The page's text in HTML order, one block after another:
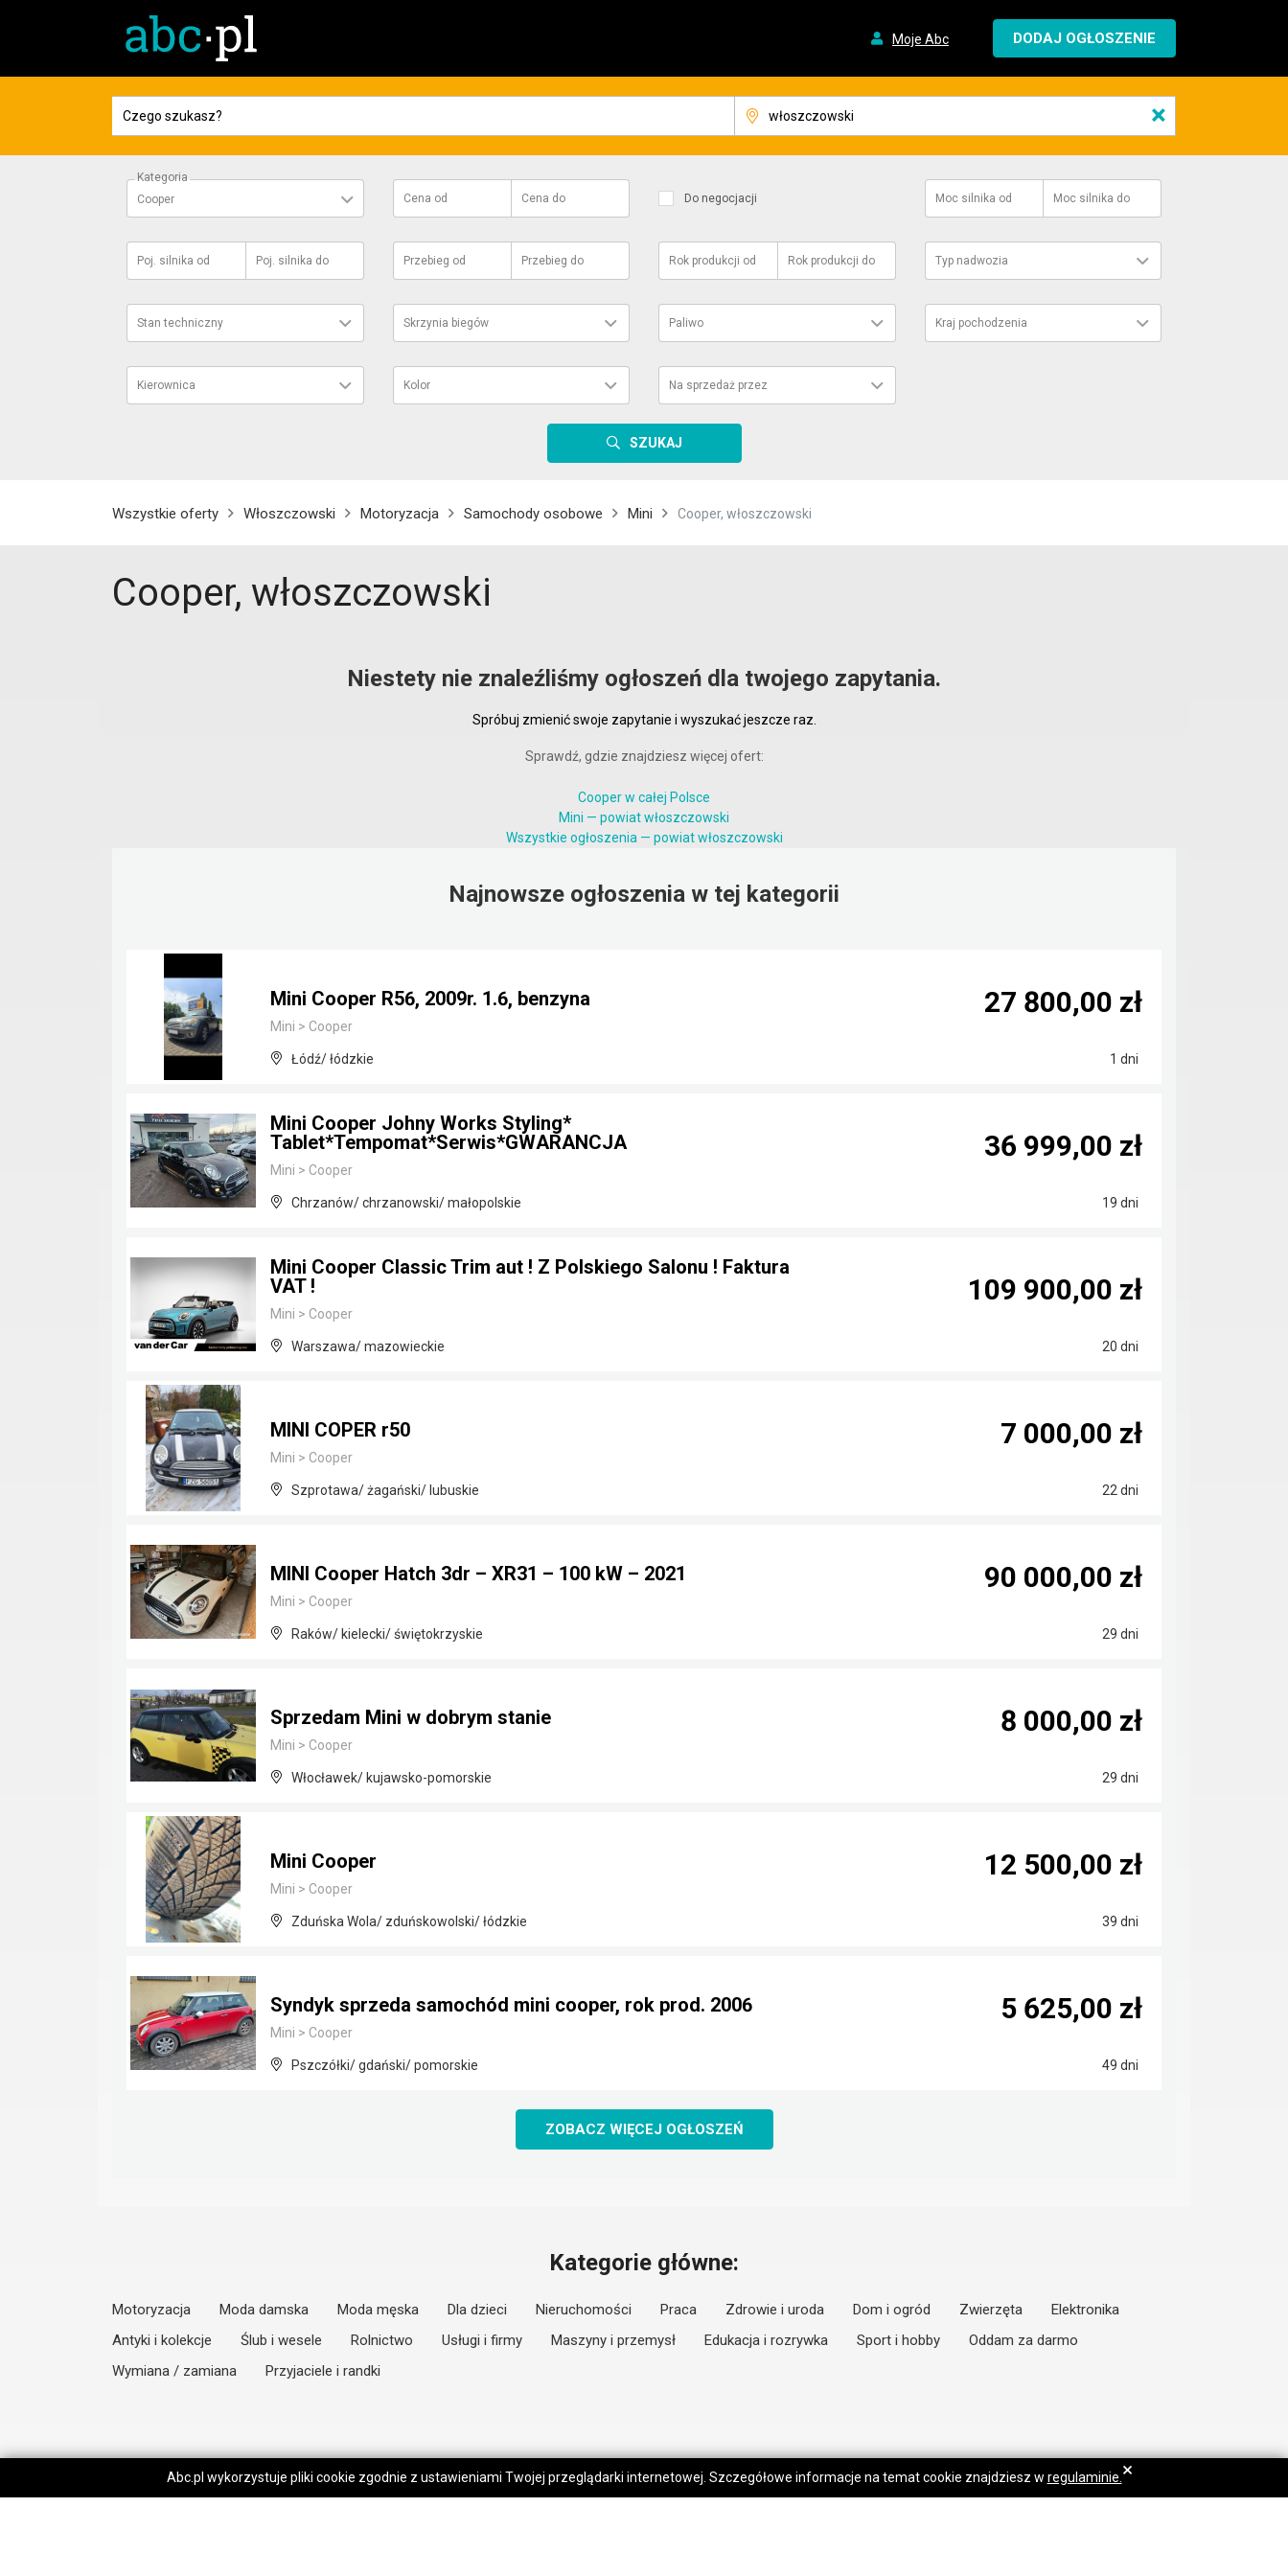
Moje Abc DODAJ OGŁOSZENIE
×
Kategoria
Cooper
Cena od Cena do Do negocjacji Moc silnika od Moc silnika do
Poj. silnika od Poj. silnika do Przebieg od Przebieg do Rok produkcji od Rok produkcji do Typ nadwozia
Stan techniczny Skrzynia biegów Paliwo Kraj pochodzenia
Kierownica Kolor Na sprzedaż przez
SZUKAJ
Wszystkie oferty Włoszczowski Motoryzacja Samochody osobowe Mini Cooper, włoszczowski
Cooper, włoszczowski
Niestety nie znaleźliśmy ogłoszeń dla twojego zapytania.
Spróbuj zmienić swoje zapytanie i wyszukać jeszcze raz.
Sprawdź, gdzie znajdziesz więcej ofert:
Cooper w całej Polsce
Mini — powiat włoszczowski
Wszystkie ogłoszenia — powiat włoszczowski
Najnowsze ogłoszenia w tej kategorii
Mini Cooper R56, 2009r. 1.6, benzyna
Mini > Cooper
Łódź/ łódzkie 1 dni
27 800,00 zł
Mini Cooper Johny Works Styling*
Tablet*Tempomat*Serwis*GWARANCJA
Mini > Cooper
Chrzanów/ chrzanowski/ małopolskie 19 dni
36 999,00 zł
Mini Cooper Classic Trim aut ! Z Polskiego Salonu ! Faktura
VAT !
Mini > Cooper
Warszawa/ mazowieckie 20 dni
109 900,00 zł
MINI COPER r50
Mini > Cooper
Szprotawa/ żagański/ lubuskie 22 dni
7 000,00 zł
MINI Cooper Hatch 3dr – XR31 – 100 kW – 2021
Mini > Cooper
Raków/ kielecki/ świętokrzyskie 29 dni
90 000,00 zł
Sprzedam Mini w dobrym stanie
Mini > Cooper
Włocławek/ kujawsko-pomorskie 29 dni
8 000,00 zł
Mini Cooper
Mini > Cooper
Zduńska Wola/ zduńskowolski/ łódzkie 39 dni
12 500,00 zł
Syndyk sprzeda samochód mini cooper, rok prod. 2006
Mini > Cooper
Pszczółki/ gdański/ pomorskie 49 dni
5 625,00 zł
ZOBACZ WIĘCEJ OGŁOSZEŃ
Kategorie główne:
Motoryzacja Moda damska Moda męska Dla dzieci Nieruchomości Praca Zdrowie i uroda Dom i ogród Zwierzęta
Elektronika
Antyki i kolekcje
Ślub i wesele Rolnictwo Usługi i firmy Maszyny i przemysł Edukacja i rozrywka Sport i hobby
Oddam za darmo
Wymiana / zamiana
Przyjaciele i randki
Abc.pl wykorzystuje pliki cookie zgodnie z ustawieniami Twojej przeglądarki internetowej. Szczegółowe informacje na temat cookie znajdziesz w regulaminie. ×